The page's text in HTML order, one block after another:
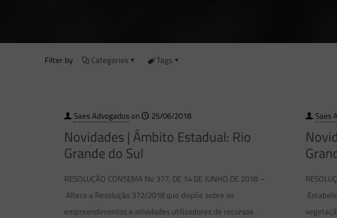
Filter by Categories Tags
Saes Advogadoson 25/06/2018
Novidades | Âmbito Estadual: Rio
Grande do Sul
RESOLUÇÃO CONSEMA No 377, DE 14 DE JUNHO DE 2018 –
Altera a Resolução 372/2018 que dispõe sobre os
empreendimentos e atividades utilizadores de recursos
Saes